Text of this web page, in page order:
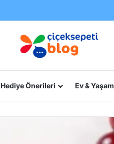
Hediye Önerileri Ev & Yaşam